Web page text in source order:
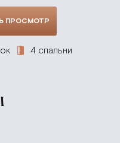
ПРОСМОТР
4 спальни